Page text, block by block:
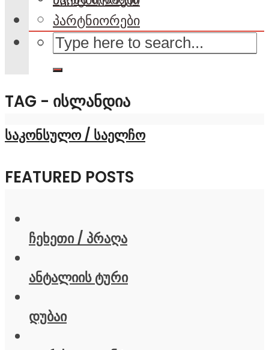
პარტნიორები
TAG - ᲘᲡᲚᲐᲜᲓᲘᲐ
საკონსულო / საელჩო
FEATURED POSTS
ჩეხეთი / პრაღა
ანტალიის ტური
დუბაი